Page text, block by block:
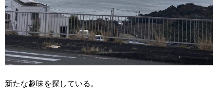
新たな趣味を探している。